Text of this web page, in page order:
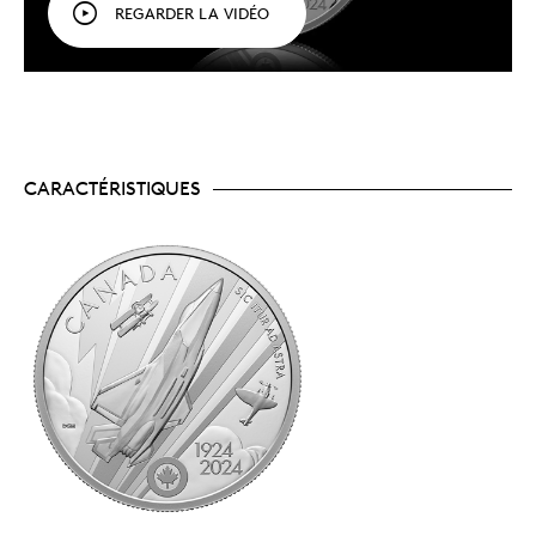
chaque appareil.
Une gravure alliant modernité et tradition.
revers de la pièce, la gravure traditionnelle donne
l’honneur du centenaire de l’ARC.
commémoratives soulignant le centenaire de
l’ARC sont les seulespièces sur le thème de
l’aviation émises cette année. L’histoire qu’elles
racontent captivera à coup sûr les collectionneurs
de tous âges, et leurs superbes motifs
permettront de partager sa passion avec des
numismates en herbe.
Un tirage limité.Le tirage mondial est limité à
seulement 12 000 exemplaires.
Une pièce de collection abordable.
cours du mois marquant le 100ᵉ anniversaire de
l’ARC (le 1ᵉʳ avril 2024), cette pièce de collection
REGARDER LA VIDÉO
CARACTÉRISTIQUES